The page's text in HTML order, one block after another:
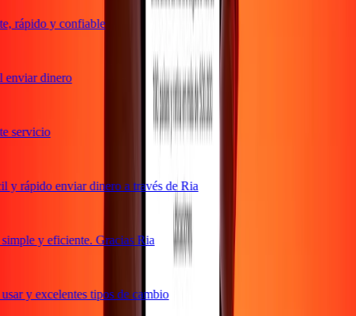
rápido y confiable
dinero
rápido enviar dinero a través de Ria
y eficiente. Gracias Ria
y excelentes tipos de cambio